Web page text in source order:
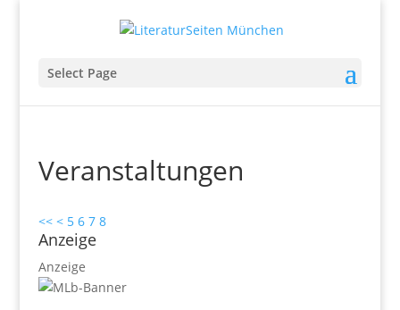
Select Page
Veranstaltungen
<< < 5 6 7 8
Anzeige
Anzeige